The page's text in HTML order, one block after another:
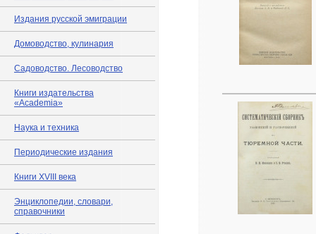
Издания русской эмиграции
Домоводство, кулинария
Садоводство. Лесоводство
Книги издательства
«Academia»
Наука и техника
Периодические издания
Книги XVIII века
Энциклопедии, словари,
справочники